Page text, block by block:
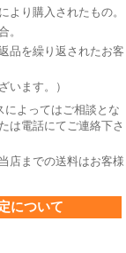
より購入されたもの。
。
品を繰り返されたお客
います。）
よってはご相談とな
は電話にてご連絡下さ
店までの送料はお客様
について